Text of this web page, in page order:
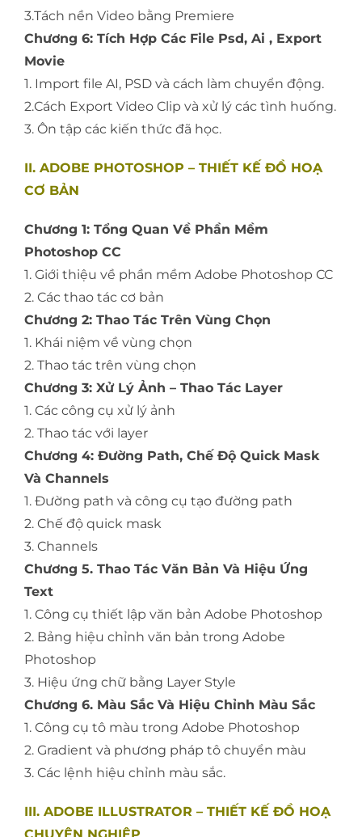
3.Tách nền Video bằng Premiere
Chương 6: Tích Hợp Các File Psd, Ai , Export
Movie
1. Import file AI, PSD và cách làm chuyển động.
2.Cách Export Video Clip và xử lý các tình huống.
3. Ôn tập các kiến thức đã học.
II. ADOBE PHOTOSHOP – THIẾT KẾ ĐỒ HOẠ
CƠ BẢN
Chương 1: Tổng Quan Về Phần Mềm
Photoshop CC
1. Giới thiệu về phần mềm Adobe Photoshop CC
2. Các thao tác cơ bản
Chương 2: Thao Tác Trên Vùng Chọn
1. Khái niệm về vùng chọn
2. Thao tác trên vùng chọn
Chương 3: Xử Lý Ảnh – Thao Tác Layer
1. Các công cụ xử lý ảnh
2. Thao tác với layer
Chương 4: Đường Path, Chế Độ Quick Mask
Và Channels
1. Đường path và công cụ tạo đường path
2. Chế độ quick mask
3. Channels
Chương 5. Thao Tác Văn Bản Và Hiệu Ứng
Text
1. Công cụ thiết lập văn bản Adobe Photoshop
2. Bảng hiệu chỉnh văn bản trong Adobe
Photoshop
3. Hiệu ứng chữ bằng Layer Style
Chương 6. Màu Sắc Và Hiệu Chỉnh Màu Sắc
1. Công cụ tô màu trong Adobe Photoshop
2. Gradient và phương pháp tô chuyển màu
3. Các lệnh hiệu chỉnh màu sắc.
III. ADOBE ILLUSTRATOR – THIẾT KẾ ĐỒ HOẠ
CHUYÊN NGHIỆP